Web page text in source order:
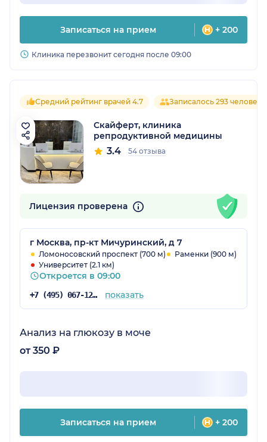
Записаться на прием + 200
Клиника перезвонит сегодня после 09:00
Средний рейтинг врачей 4.7 Записалось 293 человека
Скайферт, клиника
репродуктивной медицины
3.4 54 отзыва
Лицензия проверена
г Москва, пр-кт Мичуринский, д 7
Ломоносовский проспект (700 м)
Раменки (900 м)
Университет (2.1 км)
Откроется в 09:00
+7 (495) 067-12-50 показать
Анализ на глюкозу в моче
от 350 ₽
Записаться на прием + 200